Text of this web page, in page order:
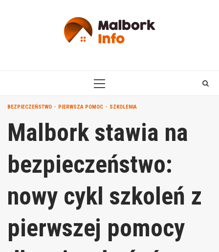
PRIMARY
BEZPIECZEŃSTWO PIERWSZA POMOC SZKOLENIA
Malbork stawia na
bezpieczeństwo:
nowy cykl szkoleń z
pierwszej pomocy